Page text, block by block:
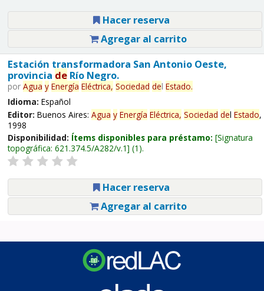
Hacer reserva
Agregar al carrito
Estación transformadora San Antonio Oeste,
provincia deRío Negro.
por Agua y Energía Eléctrica, Sociedad del Estado.
Idioma: Español
Editor: Buenos Aires: Agua y Energía Eléctrica, Sociedad del Estado,
1998
Disponibilidad: Ítems disponibles para préstamo: Signatura
topográfica: 621.374.5/A282/v.1 (1).
Hacer reserva
Agregar al carrito